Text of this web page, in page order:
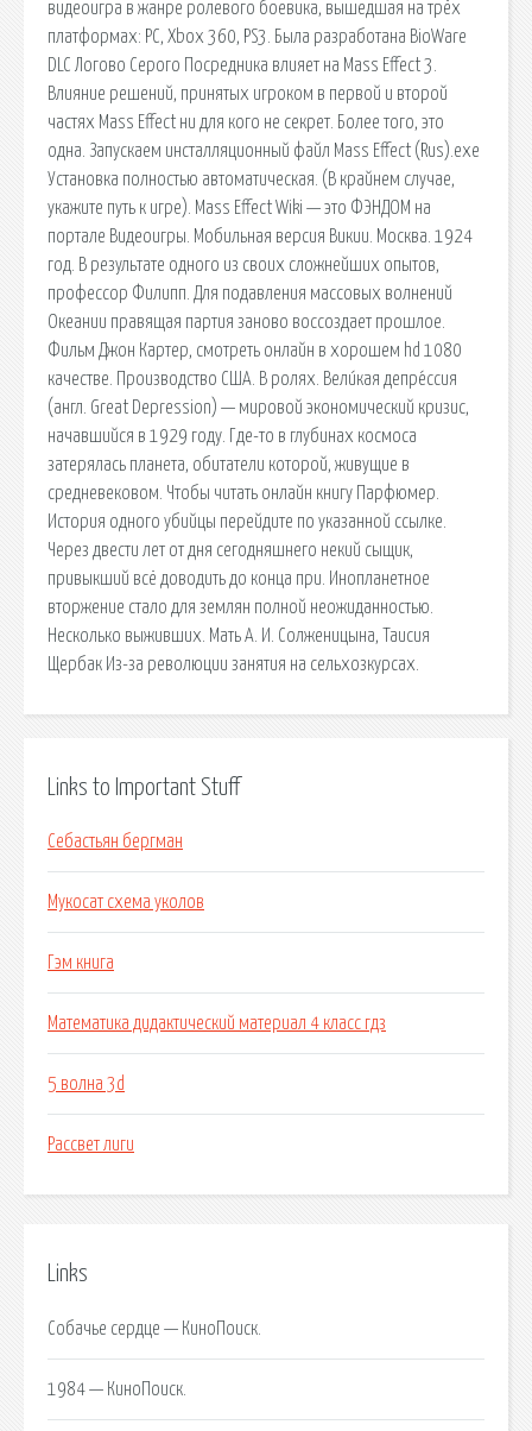
видеоигра в жанре ролевого боевика, вышедшая на трёх
платформах: PC, Xbox 360, PS3. Была разработана BioWare
DLC Логово Серого Посредника влияет на Mass Effect 3.
Влияние решений, принятых игроком в первой и второй
частях Mass Effect ни для кого не секрет. Более того, это
одна. Запускаем инсталляционный файл Mass Effect (Rus).exe
Установка полностью автоматическая. (В крайнем случае,
укажите путь к игре). Mass Effect Wiki — это ФЭНДОМ на
портале Видеоигры. Мобильная версия Викии. Москва. 1924
год. В результате одного из своих сложнейших опытов,
профессор Филипп. Для подавления массовых волнений
Океании правящая партия заново воссоздает прошлое.
Фильм Джон Картер, смотреть онлайн в хорошем hd 1080
качестве. Производство США. В ролях. Вели́кая депре́ссия
(англ. Great Depression) — мировой экономический кризис,
начавшийся в 1929 году. Где-то в глубинах космоса
затерялась планета, обитатели которой, живущие в
средневековом. Чтобы читать онлайн книгу Парфюмер.
История одного убийцы перейдите по указанной ссылке.
Через двести лет от дня сегодняшнего некий сыщик,
привыкший всё доводить до конца при. Инопланетное
вторжение стало для землян полной неожиданностью.
Несколько выживших. Мать А. И. Солженицына, Таисия
Щербак Из-за революции занятия на сельхозкурсах.
Links to Important Stuff
Себастьян бергман
Мукосат схема уколов
Гэм книга
Математика дидактический материал 4 класс гдз
5 волна 3d
Рассвет лиги
Links
Собачье сердце — КиноПоиск.
1984 — КиноПоиск.